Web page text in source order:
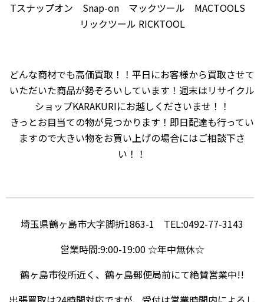
Tスナップオン Snap-on マックツール MACTOOLS
リックツール RICKTOOL
どんな商材でも高価買取！！平日にお客様から買取させて
いただいた商品が勢ぞろいしています！週末はリサイクル
ショップKARAKURIにお越しくださいませ！！
きっとお目当ての物が見つかります！即日配達も行ってい
ますので大きい物をお買い上げの場合にはご相談下さ
い！！
埼玉県鶴ヶ島市大字脚折1863-1 TEL:0492-77-3143
営業時間:9:00-19:00 ☆年中無休☆
鶴ヶ島市役所近く、鶴ヶ島郵便局前にて絶賛営業中!!